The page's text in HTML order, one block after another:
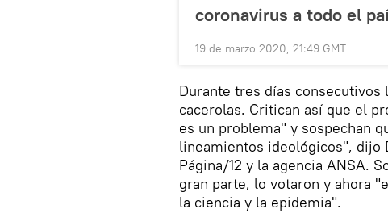
coronavirus a todo el
19 de marzo 2020, 21:49 GMT
Durante tres días
cacerolas. Critican así que el
es un problema" y sospechan
lineamientos ideológicos", dijo
Página/12 y la agencia ANSA.
gran parte, lo votaron y ahora
la ciencia y la epidemia".